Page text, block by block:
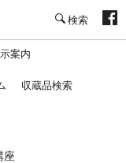
案内
収蔵品検索
座